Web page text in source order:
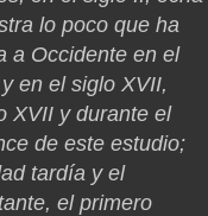
lo poco que ha
a Occidente en el
en el siglo XVII,
XVII y durante el
de este estudio;
tardía y el
el primero